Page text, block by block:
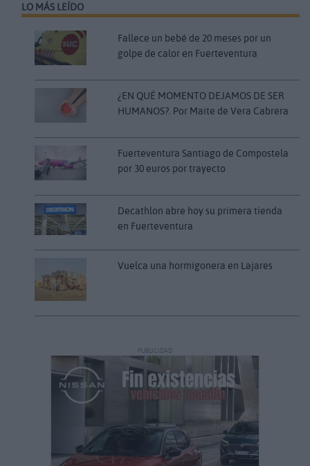
LO MÁS LEÍDO
Fallece un bebé de 20 meses por un
golpe de calor en Fuerteventura
¿EN QUÉ MOMENTO DEJAMOS DE SER
HUMANOS?. Por Maite de Vera Cabrera
Fuerteventura Santiago de Compostela
por 30 euros por trayecto
Decathlon abre hoy su primera tienda
en Fuerteventura
Vuelca una hormigonera en Lajares
PUBLICIDAD